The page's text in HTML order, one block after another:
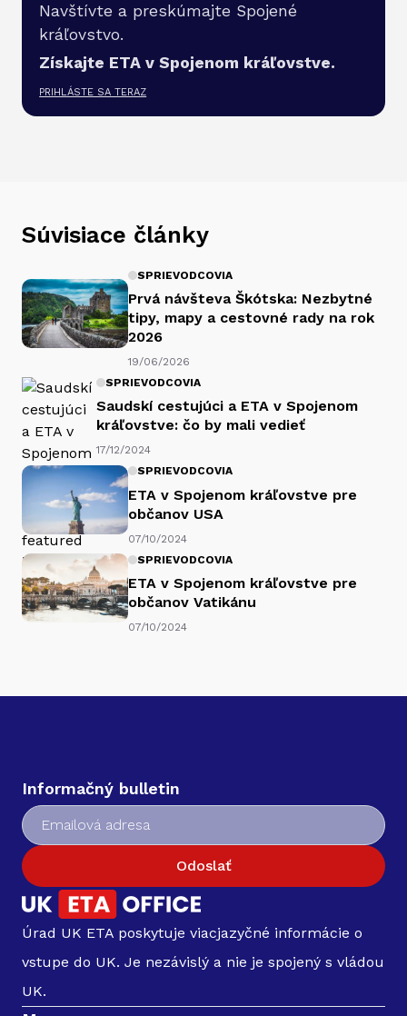
Navštívte a preskúmajte Spojené
kráľovstvo.
Získajte ETA v Spojenom kráľovstve.
PRIHLÁSTE SA TERAZ
Súvisiace články
SPRIEVODCOVIA
Prvá návšteva Škótska: Nezbytné
tipy, mapy a cestovné rady na rok
2026
19/06/2026
SPRIEVODCOVIA
Saudskí cestujúci a ETA v Spojenom
kráľovstve: čo by mali vedieť
17/12/2024
SPRIEVODCOVIA
ETA v Spojenom kráľovstve pre
občanov USA
07/10/2024
SPRIEVODCOVIA
ETA v Spojenom kráľovstve pre
občanov Vatikánu
07/10/2024
Informačný bulletin
Odoslať
Úrad UK ETA poskytuje viacjazyčné informácie o
vstupe do UK. Je nezávislý a nie je spojený s vládou
UK.